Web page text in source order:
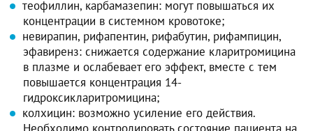
теофиллин, карбамазепин: могут повышаться их
концентрации в системном кровотоке;
невирапин, рифапентин, рифабутин, рифампицин,
эфавиренз: снижается содержание кларитромицина
в плазме и ослабевает его эффект, вместе с тем
повышается концентрация 14-
гидроксикларитромицина;
колхицин: возможно усиление его действия.